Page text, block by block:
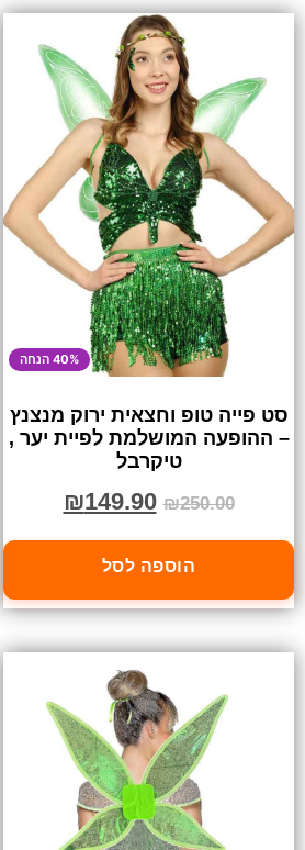
40% הנחה
סט פייה טופ וחצאית ירוק מנצנץ
– ההופעה המושלמת לפיית יער ,
טיקרבל
₪250.00
₪149.90
הוספה לסל